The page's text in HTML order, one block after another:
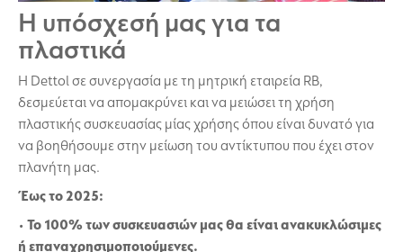
Η υπόσχεσή μας για τα
πλαστικά
Η Dettol σε συνεργασία με τη μητρική εταιρεία RB,
δεσμεύεται να απομακρύνει και να μειώσει τη χρήση
πλαστικής συσκευασίας μίας χρήσης όπου είναι δυνατό για
να βοηθήσουμε στην μείωση του αντίκτυπου που έχει στον
πλανήτη μας.
Έως το 2025:
• Το 100% των συσκευασιών μας θα είναι ανακυκλώσιμες
ή επαναχρησιμοποιούμενες.